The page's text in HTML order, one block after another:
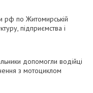
рф по Житомирській
підприємства і
допомогли водійці
з мотоциклом